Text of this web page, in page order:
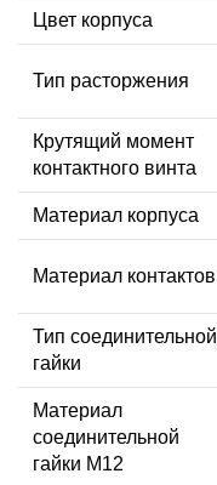
Цвет корпуса
Тип расторжения
Крутящий момент
контактного винта
Материал корпуса
Материал контактов
Тип соединительной
гайки
Материал
соединительной
гайки M12